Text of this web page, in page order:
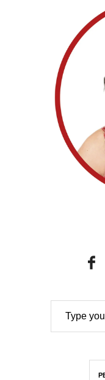
Type your email…